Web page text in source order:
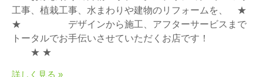
工事、植栽工事、水まわりや建物のリフォームを、 ★
★ デザインから施工、アフターサービスまで
トータルでお手伝いさせていただくお店です！
★ ★
詳しく見る »